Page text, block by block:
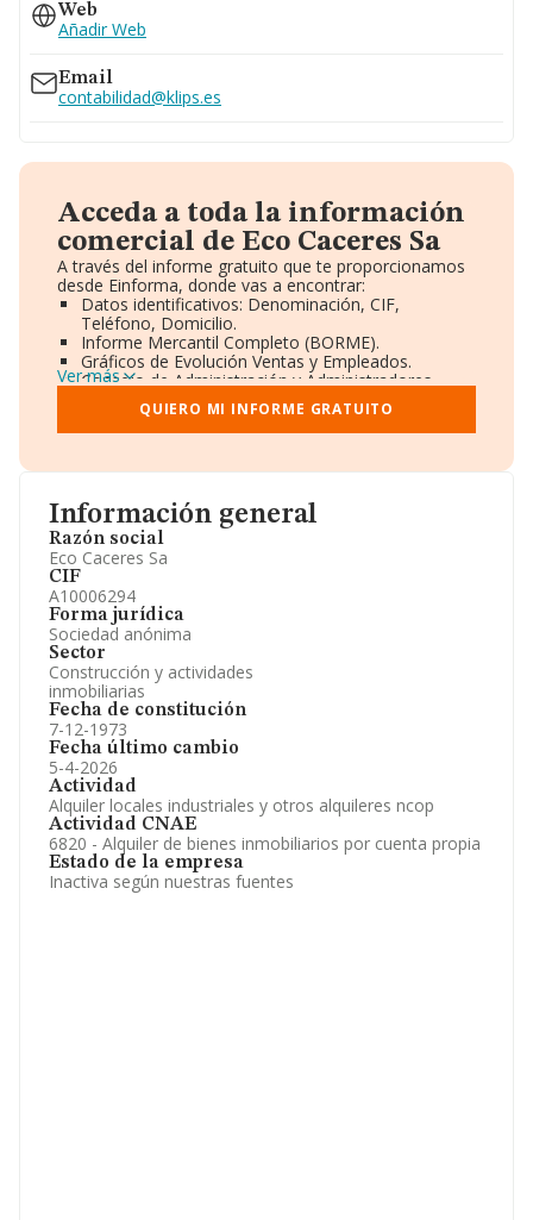
Información general
Razón social
Eco Caceres Sa
CIF
A10006294
Forma jurídica
Sociedad anónima
Sector
Construcción y actividades
inmobiliarias
Fecha de constitución
7-12-1973
Fecha último cambio
5-4-2026
Actividad
Alquiler locales industriales y otros alquileres ncop
Actividad CNAE
6820 - Alquiler de bienes inmobiliarios por cuenta propia
Estado de la empresa
Inactiva según nuestras fuentes
Web
Añadir Web
Email
contabilidad@klips.es
Acceda a toda la información
comercial de Eco Caceres Sa
A través del informe gratuito que te proporcionamos
desde Einforma, donde vas a encontrar:
Datos identificativos: Denominación, CIF,
Teléfono, Domicilio.
Informe Mercantil Completo (BORME).
Gráficos de Evolución Ventas y Empleados.
Consejo de Administración y Administradores.
Directivos y Ejecutivos.
Accionistas.
Participaciones y Vinculaciones en otras empresas.
Información oficial y registral complementaria.
Ver más
QUIERO MI INFORME GRATUITO